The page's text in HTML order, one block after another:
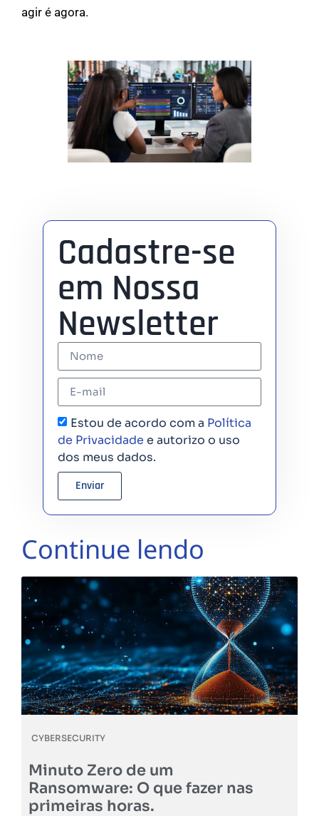
agir é agora.
Cadastre-se
em Nossa
Newsletter
Estou de acordo com a Política
de Privacidade e autorizo o uso
dos meus dados.
Enviar
Continue lendo
CYBERSECURITY
Minuto Zero de um
Ransomware: O que fazer nas
primeiras horas.